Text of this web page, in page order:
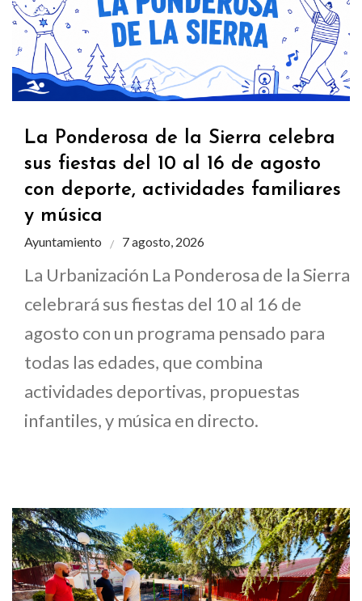
La Ponderosa de la Sierra celebra
sus fiestas del 10 al 16 de agosto
con deporte, actividades familiares
y música
Ayuntamiento 7 agosto, 2026
La Urbanización La Ponderosa de la Sierra
celebrará sus fiestas del 10 al 16 de
agosto con un programa pensado para
todas las edades, que combina
actividades deportivas, propuestas
infantiles, y música en directo.